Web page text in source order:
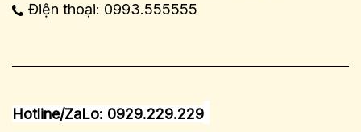
Điện thoại: 0993.555555
Hotline/ZaLo: 0929.229.229